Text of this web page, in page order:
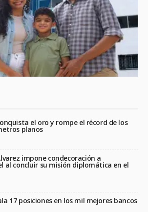
el oro y rompe el récord de los
planos
impone condecoración a
al concluir su misión diplomática en el
17 posiciones en los mil mejores bancos